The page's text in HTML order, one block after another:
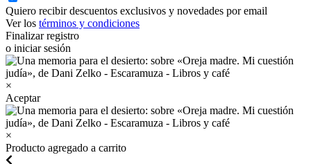
Quiero recibir descuentos exclusivos y novedades por email
Ver los términos y condiciones
Finalizar registro
o iniciar sesión
×
Aceptar
×
Producto agregado a carrito